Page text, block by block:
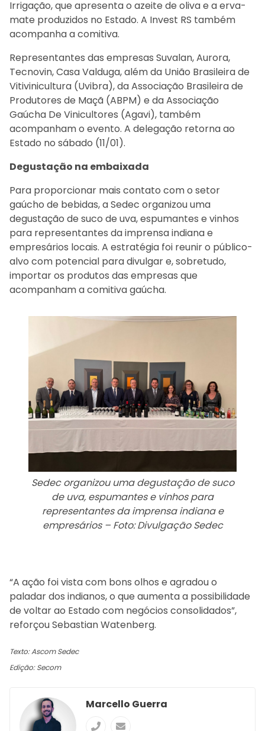
Irrigação, que apresenta o azeite de oliva e a erva-
mate produzidos no Estado. A Invest RS também
acompanha a comitiva.
Representantes das empresas Suvalan, Aurora,
Tecnovin, Casa Valduga, além da União Brasileira de
Vitivinicultura (Uvibra), da Associação Brasileira de
Produtores de Maçã (ABPM) e da Associação
Gaúcha De Vinicultores (Agavi), também
acompanham o evento. A delegação retorna ao
Estado no sábado (11/01).
Degustação na embaixada
Para proporcionar mais contato com o setor
gaúcho de bebidas, a Sedec organizou uma
degustação de suco de uva, espumantes e vinhos
para representantes da imprensa indiana e
empresários locais. A estratégia foi reunir o público-
alvo com potencial para divulgar e, sobretudo,
importar os produtos das empresas que
acompanham a comitiva gaúcha.
Sedec organizou uma degustação de suco
de uva, espumantes e vinhos para
representantes da imprensa indiana e
empresários – Foto: Divulgação Sedec
“A ação foi vista com bons olhos e agradou o
paladar dos indianos, o que aumenta a possibilidade
de voltar ao Estado com negócios consolidados”,
reforçou Sebastian Watenberg.
Texto: Ascom Sedec
Edição: Secom
Marcello Guerra